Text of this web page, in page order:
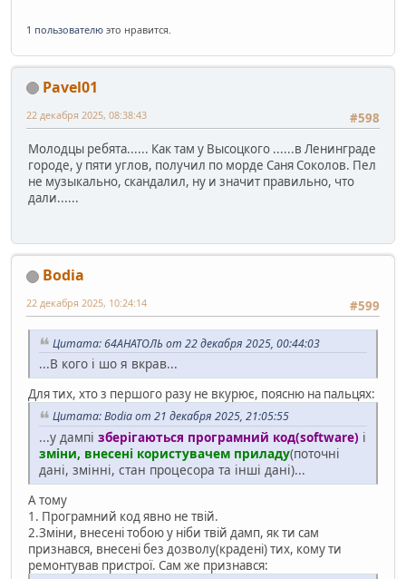
1 пользователю это нравится.
Pavel01
#598
22 декабря 2025, 08:38:43
Молодцы ребята...... Как там у Высоцкого ......в Ленинграде
городе, у пяти углов, получил по морде Саня Соколов. Пел
не музыкально, скандалил, ну и значит правильно, что
дали......
Bodia
#599
22 декабря 2025, 10:24:14
Цитата: 64АНАТОЛЬ от 22 декабря 2025, 00:44:03
...В кого і шо я вкрав...
Для тих, хто з першого разу не вкурює, поясню на пальцях:
Цитата: Bodia от 21 декабря 2025, 21:05:55
...у дампі зберігаються програмний код(software) і
зміни, внесені користувачем приладу(поточні
дані, змінні, стан процесора та інші дані)...
А тому
1. Програмний код явно не твій.
2.Зміни, внесені тобою у ніби твій дамп, як ти сам
признався, внесені без дозволу(крадені) тих, кому ти
ремонтував пристрої. Сам же признався: